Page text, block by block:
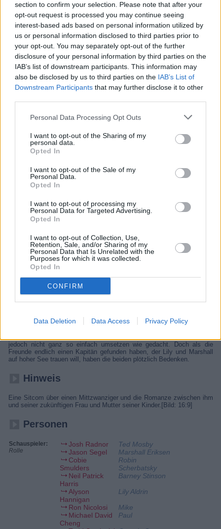
section to confirm your selection. Please note that after your
opt-out request is processed you may continue seeing
interest-based ads based on personal information utilized by
us or personal information disclosed to third parties prior to
your opt-out. You may separately opt-out of the further
disclosure of your personal information by third parties on the
IAB’s list of downstream participants. This information may
also be disclosed by us to third parties on the IAB’s List of
Downstream Participants that may further disclose it to other
Personal Data Processing Opt Outs
I want to opt-out of the Sharing of my
personal data.
Opted In
I want to opt-out of the Sale of my
Personal Data.
Opted In
I want to opt-out of processing my
Personal Data for Targeted Advertising.
Opted In
I want to opt-out of Collection, Use,
Retention, Sale, and/or Sharing of my
Personal Data that Is Unrelated with the
Purposes for which it was collected.
Opted In
CONFIRM
Data Deletion Data Access Privacy Policy
Atlantic City(Atlantic City) (USA,2006)
Folge 30 Staffel: 2 / Folge: 30
Details
sie auch immer noch heiraten möchten - und das am besten gleich
jedoch nicht ganz so einfach umsetzen wie gedacht. Doch als die
Freunde endlich einen Kapitän gefunden haben, der Lily und Marshall
auf hoher See trauen will, haben die beiden plötzlich Bedenken.
Hinweis
Eine Sitcom über einen Mittzwanziger und die Romanze zwischen ihm
und seiner zukünftigen Frau und Mutter seiner Kinder.[Bild: 16:9]
Personen
Schauspieler:
Rolle
Josh Radnor
Ted Mosby
Jason Segel
Marshall Eriksen
Cobie
Smulders
Robin
Scherbatsky
Neil Patrick
Harris
Barney Stinson
Alyson
Hannigan
Lily Aldrin
Ron Nicolosi
Mike
Michael David
Cheng
Paul